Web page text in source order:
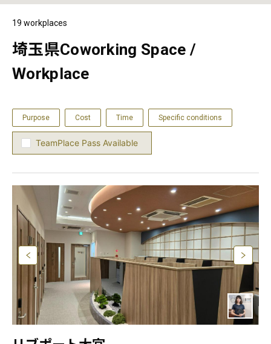
19 workplaces
埼玉県Coworking Space /
Workplace
Purpose Cost Time Specific conditions
TeamPlace Pass Available